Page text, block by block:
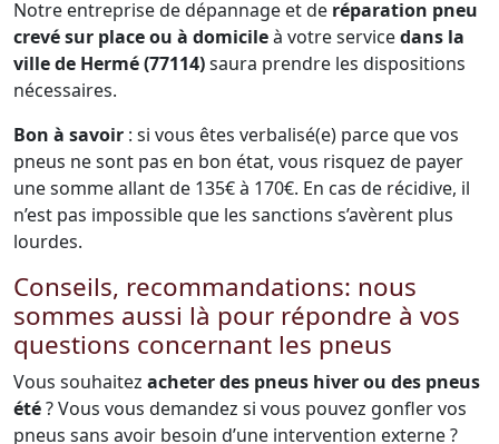
Notre entreprise de dépannage et de réparation pneu
crevé sur place ou à domicileà votre servicedans la
ville de Hermé (77114)saura prendre les dispositions
nécessaires.
Bon à savoir : si vous êtes verbalisé(e) parce que vos
pneus ne sont pas en bon état, vous risquez de payer
une somme allant de 135€ à 170€. En cas de récidive, il
n’est pas impossible que les sanctions s’avèrent plus
lourdes.
Conseils, recommandations: nous
sommes aussi là pour répondre à vos
questions concernant les pneus
Vous souhaitez acheter des pneus hiver ou des pneus
été? Vous vous demandez si vous pouvez gonfler vos
pneus sans avoir besoin d’une intervention externe ?